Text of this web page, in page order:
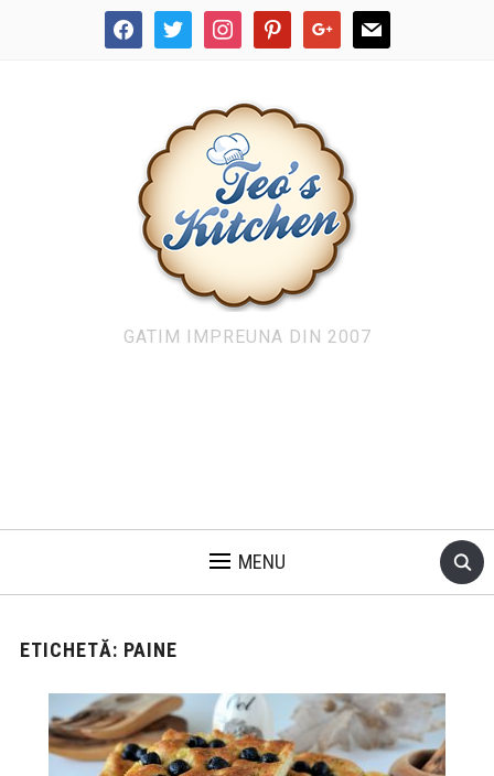
facebooktwitter instagrampinterestgoogle mail
GATIM IMPREUNA DIN 2007
MENU
ETICHETĂ: PAINE